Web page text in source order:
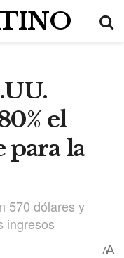
el
para la
570 dólares y
ingresos
AA